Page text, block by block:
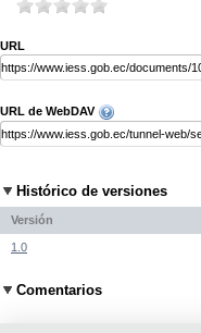
URL
URL de WebDAV
Histórico de versiones
Versión
1.0
Comentarios